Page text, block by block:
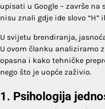
upisati u Google – završe
nisu znali gdje ide slovo “H”
U svijetu brendiranja,
U ovom članku analiziramo
opasna i kako tehničke
nego što je uopće zaživio.
1. Psihologija